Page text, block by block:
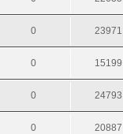
0 23971
0 15199
0 24793
0 20887